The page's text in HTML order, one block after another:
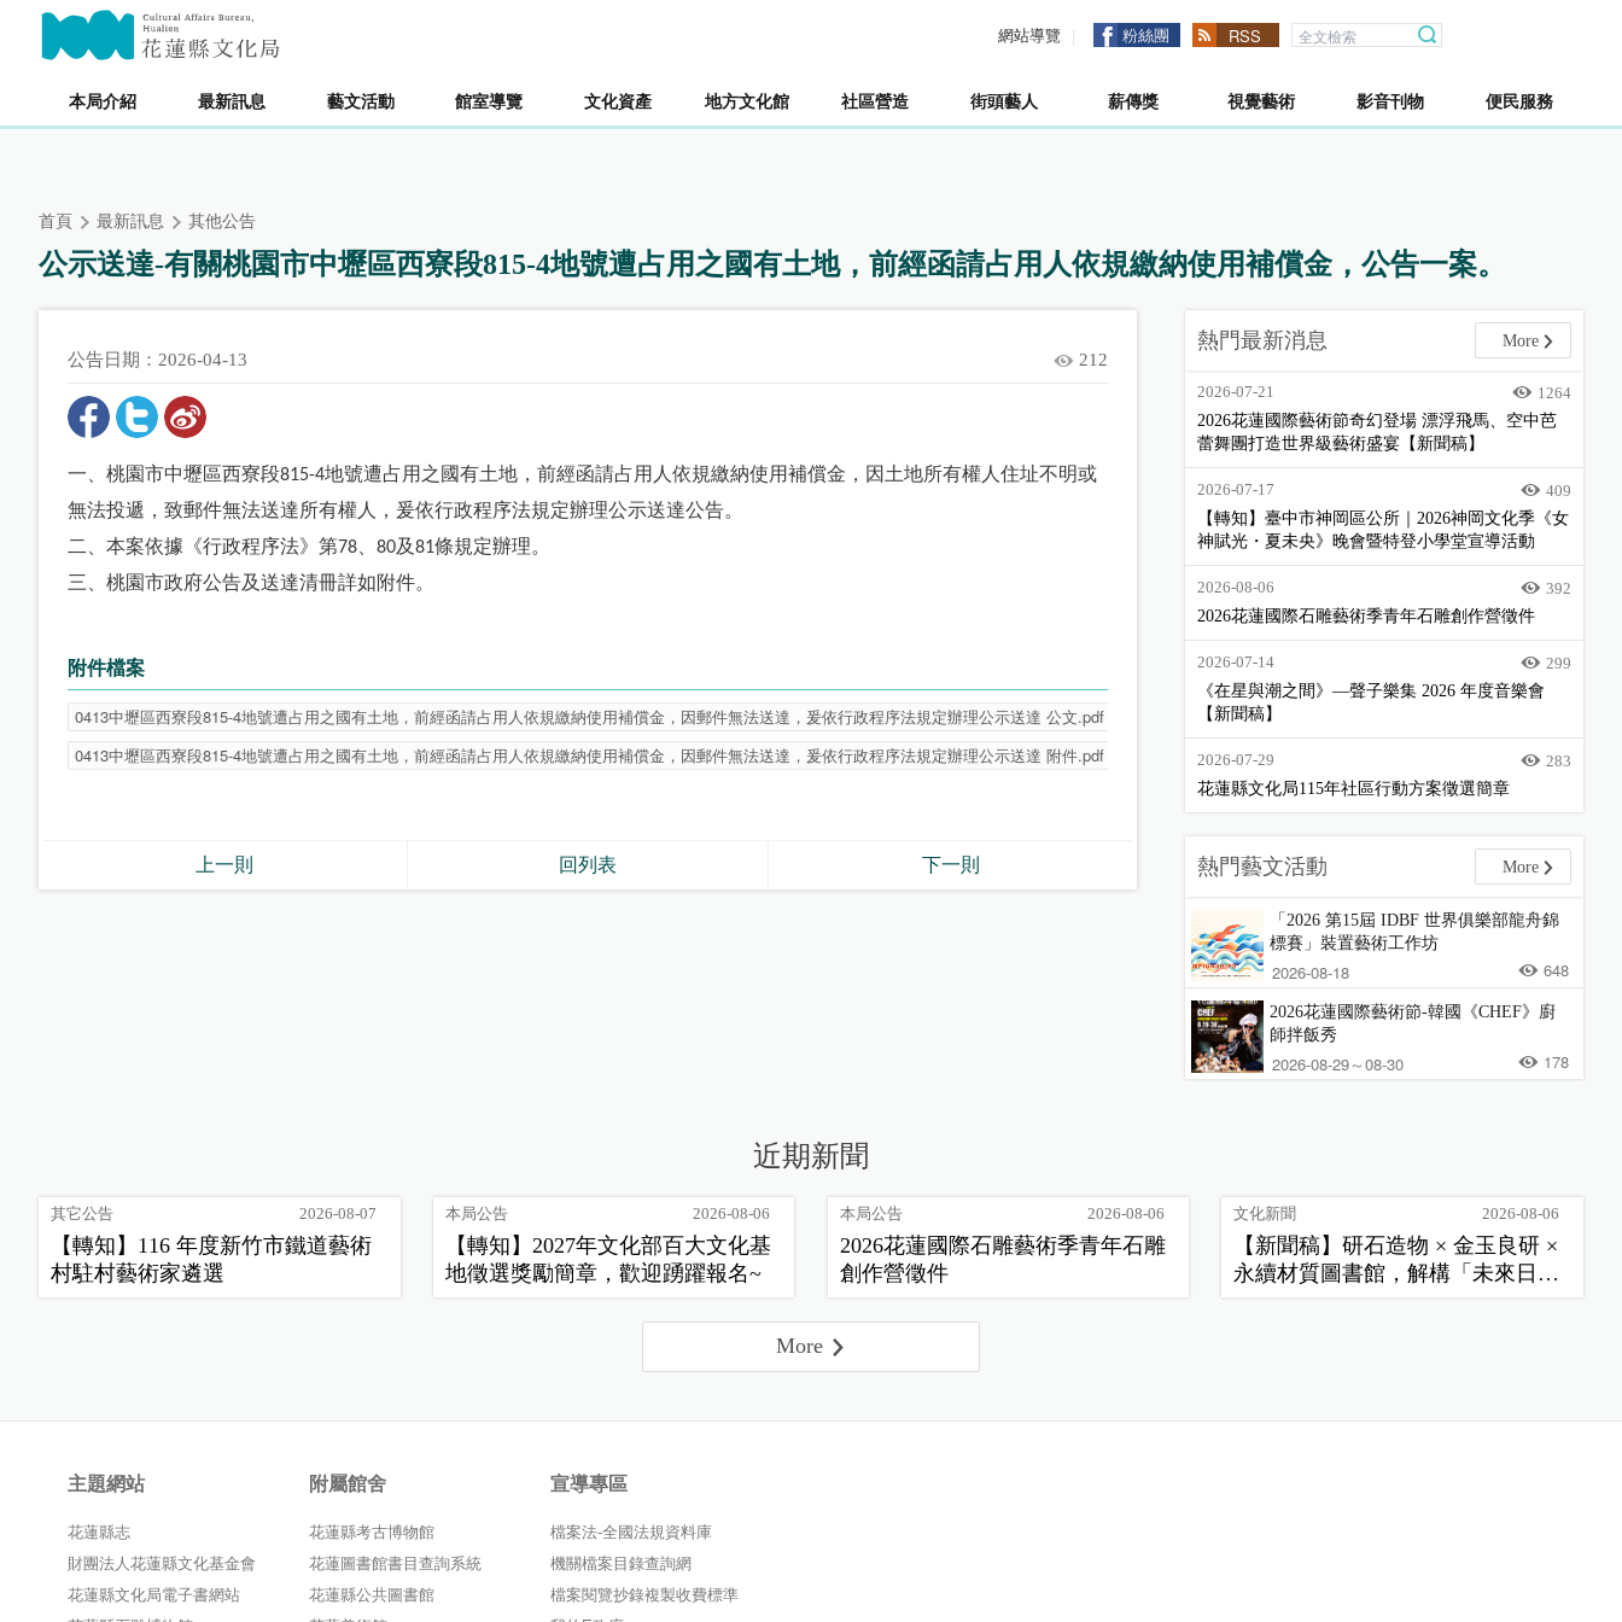
內
網站導覽 粉絲團 RSS
本局介紹 最新訊息 藝文活動 館室導覽 文化資產 地方文化館 社區營造 街頭藝人 薪傳獎 視覺藝術 影音刊物 便民服務
主要內容區塊
首頁 最新訊息 其他公告
公示送達-有關桃園市中壢區西寮段815-4地號遭占用之國有土地，前經函請占用人依規繳納使用補償金，公告一案。
公告日期：2026-04-13 212
一、桃園市中壢區西寮段815-4地號遭占用之國有土地，前經函請占用人依規繳納使用補償金，因土地所有權人住址不明或
無法投遞，致郵件無法送達所有權人，爰依行政程序法規定辦理公示送達公告。
二、本案依據《行政程序法》第78 80及81條規定辦理。
三、桃園市政府公告及送達清冊詳如附件。
附件檔案
0413中壢區西寮段815-4地號遭占用之國有土地，前經函請占用人依規繳納使用補償金，因郵件無法送達，爰依行政程序法規定辦理公示送達 公文.pdf
0413中壢區西寮段815-4地號遭占用之國有土地，前經函請占用人依規繳納使用補償金，因郵件無法送達，爰依行政程序法規定辦理公示送達 附件.pdf
上一則 回列表 下一則
熱門最新消息 More
2026-07-21
1264
2026花蓮國際藝術節奇幻登場 漂浮飛馬、空中芭
蕾舞團打造世界級藝術盛宴【新聞稿】
2026-07-17
409
【轉知】臺中市神岡區公所｜2026神岡文化季《女
神賦光・夏未央》晚會暨特登小學堂宣導活動
2026-08-06
392
2026花蓮國際石雕藝術季青年石雕創作營徵件
2026-07-14
299
《在星與潮之間》—聲子樂集 2026 年度音樂會
【新聞稿】
2026-07-29
283
花蓮縣文化局115年社區行動方案徵選簡章
熱門藝文活動 More
「2026 第15屆 IDBF 世界俱樂部龍舟錦
標賽」裝置藝術工作坊
2026-08-18 648
2026花蓮國際藝術節-韓國《CHEF》廚
師拌飯秀
2026-08-29～08-30 178
近期新聞
其它公告 2026-08-07
【轉知】116 年度新竹市鐵道藝術
村駐村藝術家遴選
本局公告 2026-08-06
【轉知】2027年文化部百大文化基
地徵選獎勵簡章，歡迎踴躍報名~
本局公告 2026-08-06
2026花蓮國際石雕藝術季青年石雕
創作營徵件
文化新聞 2026-08-06
【新聞稿】研石造物 × 金玉良研 ×
永續材質圖書館，解構「未來日
常」新樣貌
More
主題網站
花蓮縣志
財團法人花蓮縣文化基金會
花蓮縣文化局電子書網站
附屬館舍
花蓮縣考古博物館
花蓮圖書館書目查詢系統
花蓮縣公共圖書館
宣導專區
檔案法-全國法規資料庫
機關檔案目錄查詢網
檔案閱覽抄錄複製收費標準